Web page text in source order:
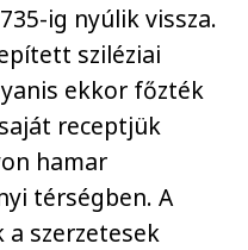
ig nyúlik vissza.
sziléziai
ekkor főzték
receptjük
hamar
térségben. A
szerzetesek